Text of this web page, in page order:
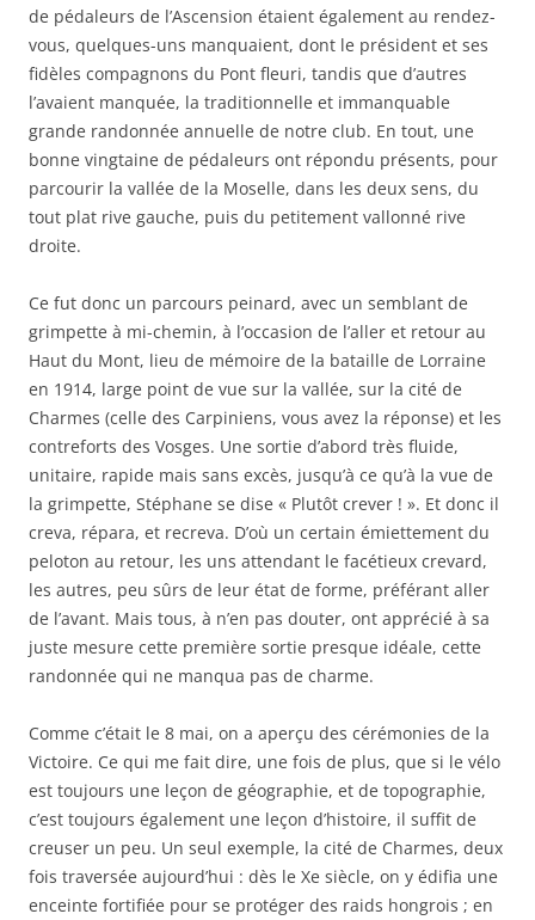
de pédaleurs de l’Ascension étaient également au rendez-
vous, quelques-uns manquaient, dont le président et ses
fidèles compagnons du Pont fleuri, tandis que d’autres
l’avaient manquée, la traditionnelle et immanquable
grande randonnée annuelle de notre club. En tout, une
bonne vingtaine de pédaleurs ont répondu présents, pour
parcourir la vallée de la Moselle, dans les deux sens, du
tout plat rive gauche, puis du petitement vallonné rive
droite.
Ce fut donc un parcours peinard, avec un semblant de
grimpette à mi-chemin, à l’occasion de l’aller et retour au
Haut du Mont, lieu de mémoire de la bataille de Lorraine
en 1914, large point de vue sur la vallée, sur la cité de
Charmes (celle des Carpiniens, vous avez la réponse) et les
contreforts des Vosges. Une sortie d’abord très fluide,
unitaire, rapide mais sans excès, jusqu’à ce qu’à la vue de
la grimpette, Stéphane se dise « Plutôt crever ! ». Et donc il
creva, répara, et recreva. D’où un certain émiettement du
peloton au retour, les uns attendant le facétieux crevard,
les autres, peu sûrs de leur état de forme, préférant aller
de l’avant. Mais tous, à n’en pas douter, ont apprécié à sa
juste mesure cette première sortie presque idéale, cette
randonnée qui ne manqua pas de charme.
Comme c’était le 8 mai, on a aperçu des cérémonies de la
Victoire. Ce qui me fait dire, une fois de plus, que si le vélo
est toujours une leçon de géographie, et de topographie,
c’est toujours également une leçon d’histoire, il suffit de
creuser un peu. Un seul exemple, la cité de Charmes, deux
fois traversée aujourd’hui : dès le Xe siècle, on y édifia une
enceinte fortifiée pour se protéger des raids hongrois ; en